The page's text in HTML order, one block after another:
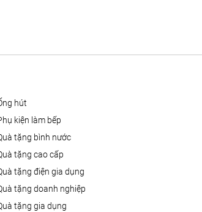
ống hút
phụ kiện làm bếp
quà tặng bình nước
quà tặng cao cấp
quà tặng điện gia dụng
quà tặng doanh nghiệp
quà tặng gia dụng